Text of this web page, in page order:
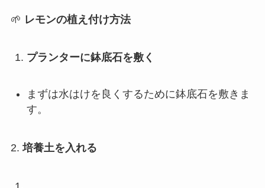
🌱 レモンの植え付け方法
プランターに鉢底石を敷く
まずは水はけを良くするために鉢底石を敷きま
す。
2.培養土を入れる